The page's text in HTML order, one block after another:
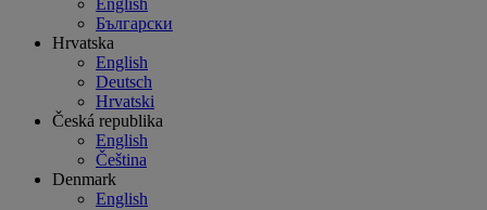
English
Български
Hrvatska
English
Deutsch
Hrvatski
Česká republika
English
Čeština
Denmark
English